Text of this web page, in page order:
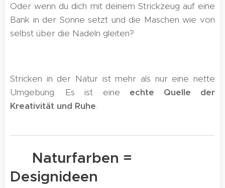
Oder wenn du dich mit deinem Strickzeug auf eine
Bank in der Sonne setzt und die Maschen wie von
selbst über die Nadeln gleiten?
Stricken in der Natur ist mehr als nur eine nette
Umgebung. Es ist eine echte Quelle der
Kreativität und Ruhe.
🍃 Naturfarben =
Designideen